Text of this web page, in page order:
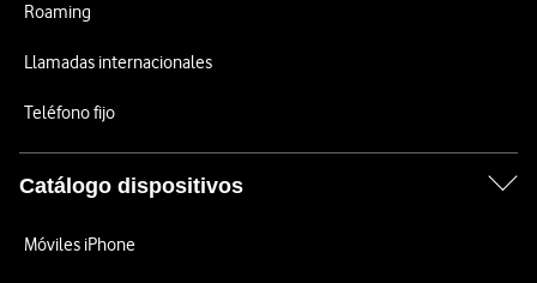
Roaming
Llamadas internacionales
Teléfono fijo
Catálogo dispositivos
Móviles iPhone